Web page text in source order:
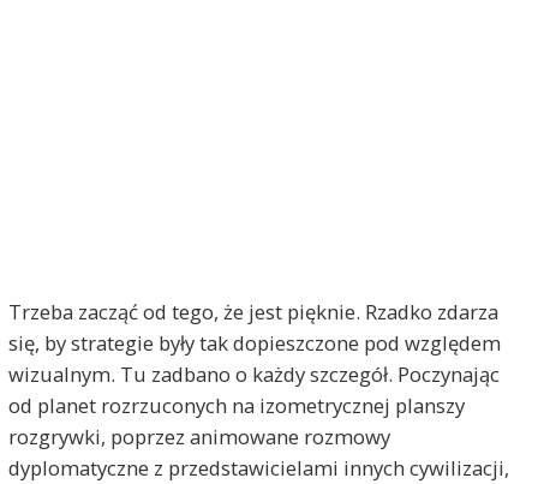
Trzeba zacząć od tego, że jest pięknie. Rzadko zdarza
się, by strategie były tak dopieszczone pod względem
wizualnym. Tu zadbano o każdy szczegół. Poczynając
od planet rozrzuconych na izometrycznej planszy
rozgrywki, poprzez animowane rozmowy
dyplomatyczne z przedstawicielami innych cywilizacji,